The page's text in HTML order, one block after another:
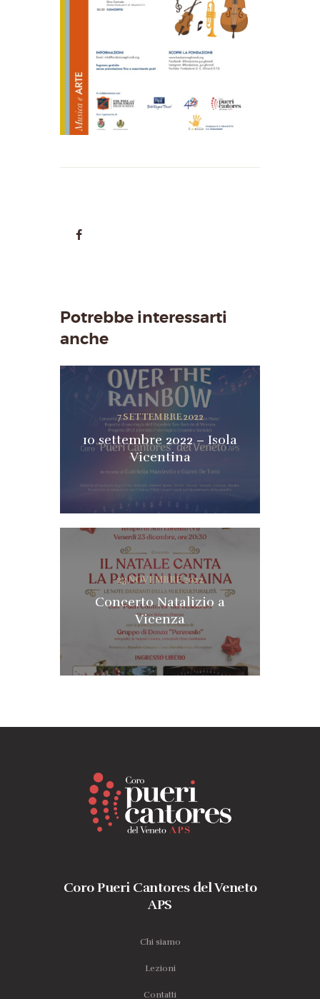
Potrebbe interessarti
anche
7 SETTEMBRE 2022
10 settembre 2022 – Isola
Vicentina
23 NOVEMBRE 2022
Concerto Natalizio a
Vicenza
Coro Pueri Cantores del Veneto
APS
Chi siamo
Lezioni
Contatti